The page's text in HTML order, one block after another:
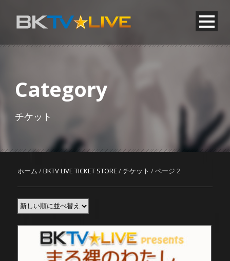
Category
チケット
ホーム /BKTV LIVE TICKET STORE /チケット / ページ 2